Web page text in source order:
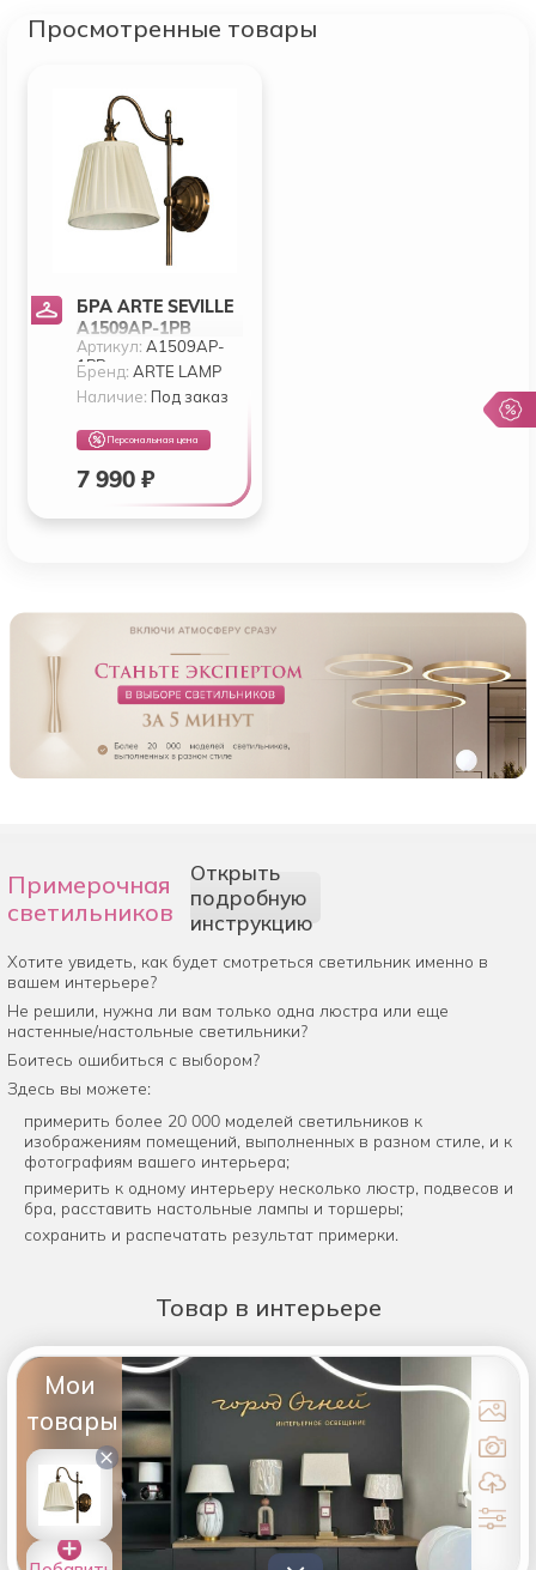
Просмотренные товары
БРА ARTE SEVILLE
A1509AP-1PB
Артикул:A1509AP-
1PB
Бренд:ARTE LAMP
Наличие: Под заказ
Персональная цена
7 990 ₽
Примерочная
светильников
Открыть
подробную
инструкцию
Хотите увидеть, как будет смотреться светильник именно в
вашем интерьере?
Не решили, нужна ли вам только одна люстра или еще
настенные/настольные светильники?
Боитесь ошибиться с выбором?
Здесь вы можете:
примерить более 20 000 моделей светильников к
изображениям помещений, выполненных в разном стиле, и к
фотографиям вашего интерьера;
примерить к одному интерьеру несколько люстр, подвесов и
бра, расставить настольные лампы и торшеры;
сохранить и распечатать результат примерки.
Товар в интерьере
Мои
товары
×